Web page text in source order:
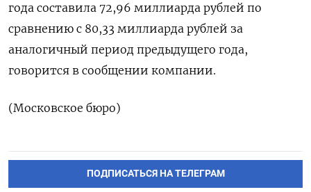
‌года ​составила ‌72,96 миллиарда рублей по ​
сравнению ​с ‌80,33 ​миллиарда рублей за
аналогичный ​период ⁠предыдущего года,
‌говорится ‌в ​сообщении компании.
(Московское ‌бюро)
ПОДПИСАТЬСЯ НА ТЕЛЕГРАМ